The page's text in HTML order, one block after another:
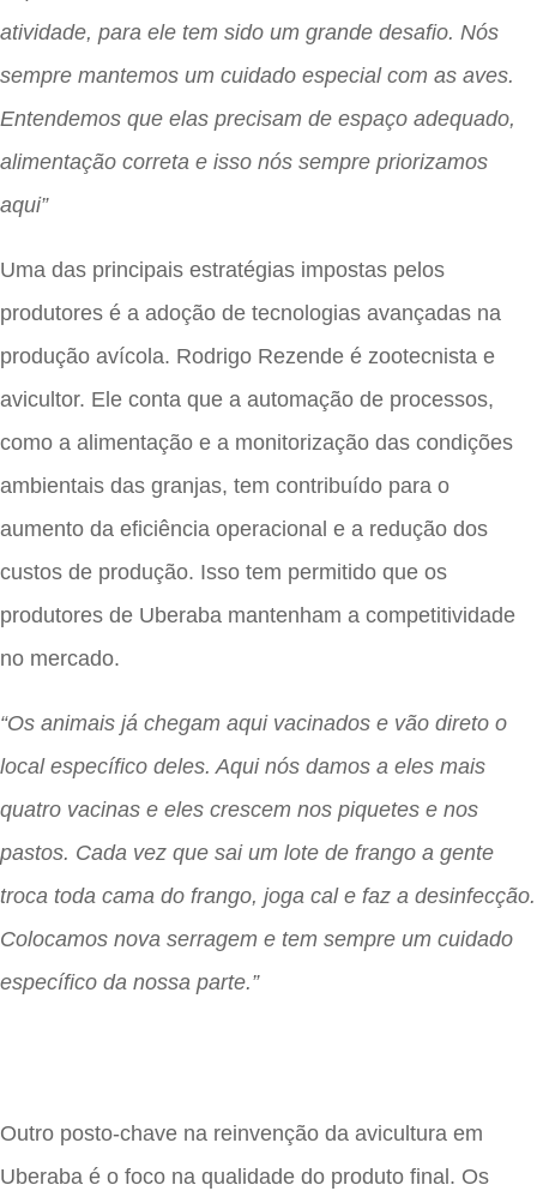
atividade, para ele tem sido um grande desafio. Nós
sempre mantemos um cuidado especial com as aves.
Entendemos que elas precisam de espaço adequado,
alimentação correta e isso nós sempre priorizamos
aqui”
Uma das principais estratégias impostas pelos
produtores é a adoção de tecnologias avançadas na
produção avícola. Rodrigo Rezende é zootecnista e
avicultor. Ele conta que a automação de processos,
como a alimentação e a monitorização das condições
ambientais das granjas, tem contribuído para o
aumento da eficiência operacional e a redução dos
custos de produção. Isso tem permitido que os
produtores de Uberaba mantenham a competitividade
no mercado.
“Os animais já chegam aqui vacinados e vão direto o
local específico deles. Aqui nós damos a eles mais
quatro vacinas e eles crescem nos piquetes e nos
pastos. Cada vez que sai um lote de frango a gente
troca toda cama do frango, joga cal e faz a desinfecção.
Colocamos nova serragem e tem sempre um cuidado
específico da nossa parte.”
Outro posto-chave na reinvenção da avicultura em
Uberaba é o foco na qualidade do produto final. Os